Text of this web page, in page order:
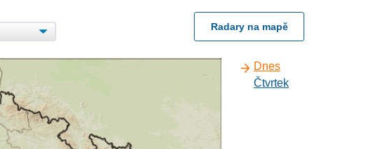
Radary na mapě
Dnes
Čtvrtek